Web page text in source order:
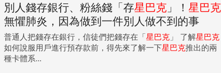
別人錢存銀行、粉絲錢「存星巴克 」！ 星巴克
無懼肺炎，因為做到一件別人做不到的事
普通人把錢存在銀行，信徒們把錢存在「星巴克 」 了解星巴克
如何說服用戶進行預存款前，得先來了解一下星巴克推出的兩
種卡體系...